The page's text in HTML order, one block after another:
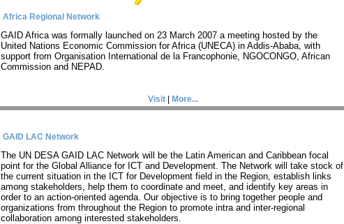
Africa Regional Network
GAID Africa was formally launched on 23 March 2007 a meeting hosted by the
United Nations Economic Commission for Africa (UNECA) in Addis-Ababa, with
support from Organisation International de la Francophonie, NGOCONGO, African
Commission and NEPAD.
Visit| More...
GAID LAC Network
The UN DESA GAID LAC Network will be the Latin American and Caribbean focal
point for the Global Alliance for ICT and Development. The Network will take stock of
the current situation in the ICT for Development field in the Region, establish links
among stakeholders, help them to coordinate and meet, and identify key areas in
order to an action-oriented agenda. Our objective is to bring together people and
organizations from throughout the Region to promote intra and inter-regional
collaboration among interested stakeholders.